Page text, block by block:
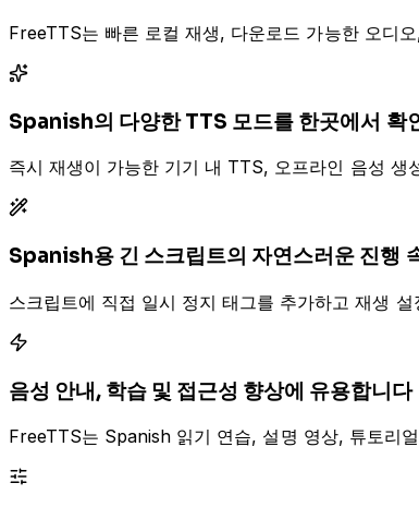
FreeTTS는 빠른 로컬 재생, 다운로드 가능한 오디
Spanish의 다양한 TTS 모드를 한곳에서 확
즉시 재생이 가능한 기기 내 TTS, 오프라인 음성
Spanish용 긴 스크립트의 자연스러운 진행
스크립트에 직접 일시 정지 태그를 추가하고 재생
음성 안내, 학습 및 접근성 향상에 유용합니다
FreeTTS는 Spanish 읽기 연습, 설명 영상, 튜토리